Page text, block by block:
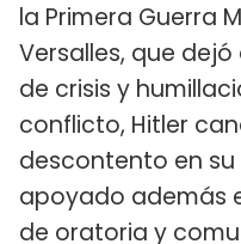
la Primera Guerra
Versalles, que
de crisis y
conflicto, Hitler
descontento en
apoyado además
de oratoria y